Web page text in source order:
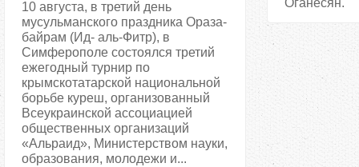
10 августа, в третий день
мусульманского праздника Ораза-
байрам (Ид- аль-Фитр), в
Симферополе состоялся третий
ежегодный турнир по
крымскотатарской национальной
борьбе куреш, организованный
Всеукраинской ассоциацией
общественных организаций
«Альраид», Министерством науки,
образования, молодежи и...